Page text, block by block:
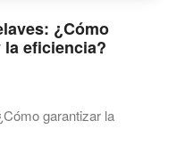
¿Cómo
eficiencia?
garantizar la